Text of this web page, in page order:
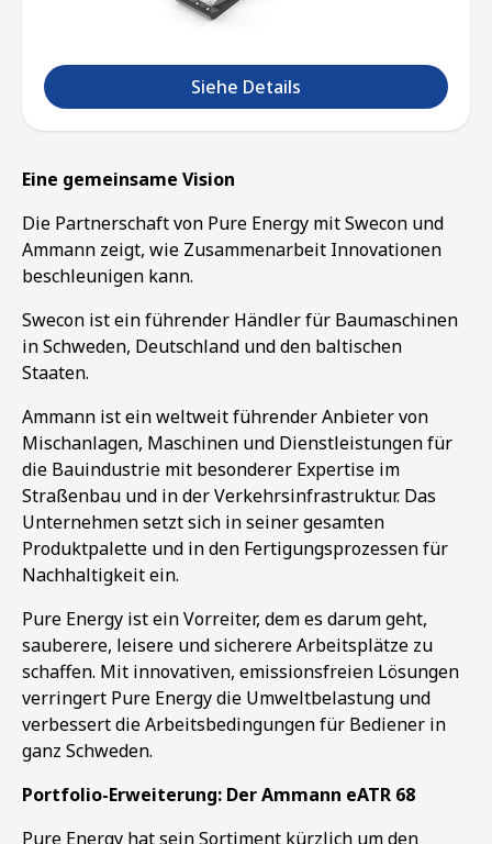
Siehe Details
Eine gemeinsame Vision
Die Partnerschaft von Pure Energy mit Swecon und
Ammann zeigt, wie Zusammenarbeit Innovationen
beschleunigen kann.
Swecon ist ein führender Händler für Baumaschinen
in Schweden, Deutschland und den baltischen
Staaten.
Ammann ist ein weltweit führender Anbieter von
Mischanlagen, Maschinen und Dienstleistungen für
die Bauindustrie mit besonderer Expertise im
Straßenbau und in der Verkehrsinfrastruktur. Das
Unternehmen setzt sich in seiner gesamten
Produktpalette und in den Fertigungsprozessen für
Nachhaltigkeit ein.
Pure Energy ist ein Vorreiter, dem es darum geht,
sauberere, leisere und sicherere Arbeitsplätze zu
schaffen. Mit innovativen, emissionsfreien Lösungen
verringert Pure Energy die Umweltbelastung und
verbessert die Arbeitsbedingungen für Bediener in
ganz Schweden.
Portfolio-Erweiterung: Der Ammann eATR 68
Pure Energy hat sein Sortiment kürzlich um den